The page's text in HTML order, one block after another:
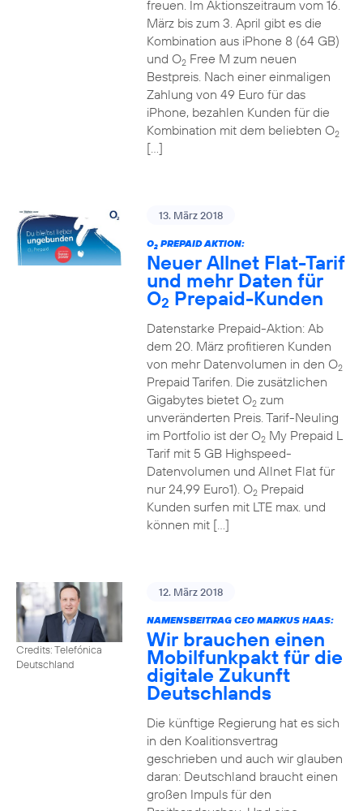
freuen. Im Aktionszeitraum vom 16.
März bis zum 3. April gibt es die
Kombination aus iPhone 8 (64 GB)
und O2Free M zum neuen
Bestpreis. Nach einer einmaligen
Zahlung von 49 Euro für das
iPhone, bezahlen Kunden für die
Kombination mit dem beliebten O2
[…]
13. März 2018
O2PREPAID AKTION:
Neuer Allnet Flat-Tarif
und mehr Daten für
O2 Prepaid-Kunden
Datenstarke Prepaid-Aktion: Ab
dem 20. März profitieren Kunden
von mehr Datenvolumen in den O2
Prepaid Tarifen. Die zusätzlichen
Gigabytes bietet O2zum
unveränderten Preis. Tarif-Neuling
im Portfolio ist der O2My Prepaid L
Tarif mit 5 GB Highspeed-
Datenvolumen und Allnet Flat für
nur 24,99 Euro1). O2Prepaid
Kunden surfen mit LTE max. und
können mit […]
Credits: Telefónica
Deutschland
12. März 2018
NAMENSBEITRAG CEO MARKUS HAAS:
Wir brauchen einen
Mobilfunkpakt für die
digitale Zukunft
Deutschlands
Die künftige Regierung hat es sich
in den Koalitionsvertrag
geschrieben und auch wir glauben
daran: Deutschland braucht einen
großen Impuls für den